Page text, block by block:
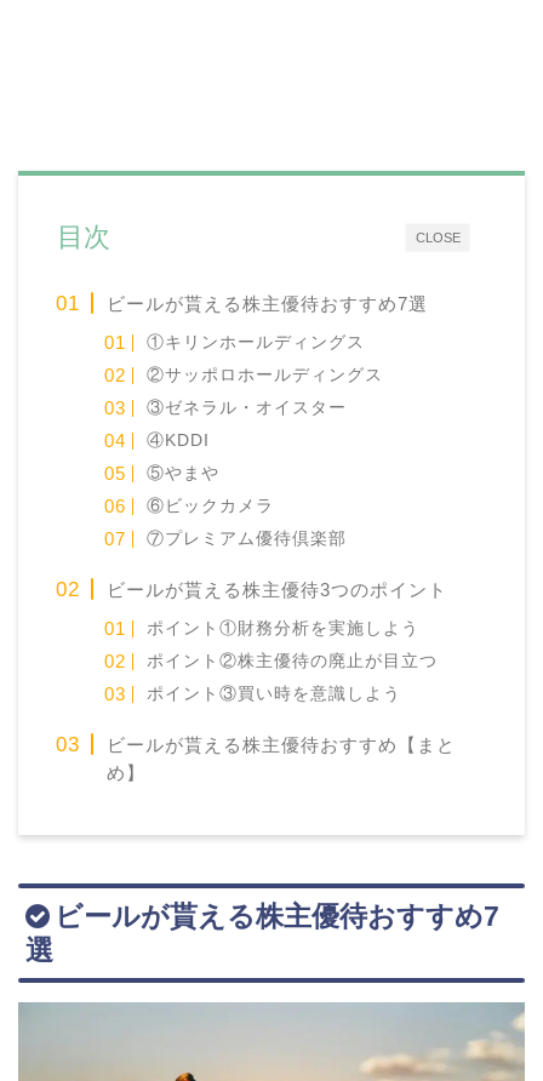
CLOSE
目次
ビールが貰える株主優待おすすめ7選
①キリンホールディングス
②サッポロホールディングス
③ゼネラル・オイスター
④KDDI
⑤やまや
⑥ビックカメラ
⑦プレミアム優待倶楽部
ビールが貰える株主優待3つのポイント
ポイント①財務分析を実施しよう
ポイント②株主優待の廃止が目立つ
ポイント③買い時を意識しよう
ビールが貰える株主優待おすすめ【まと
め】
ビールが貰える株主優待おすすめ7
選